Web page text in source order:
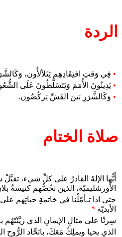
الردة
• فِي وَقتِ افتِقَادِهِم يَتَلألأُون،
• يَدِينُونَ الأُمَمَ وَيَتَسَلَّطُونَ عَلَى
• وَكَالشَّرَرِ بَينَ القَشِّ يَركُضُون.
صلاة الختام
أَيُّها الإلهُ القادرُ على كلِّ شيء،
الأورشليميّة، الذين تخُصُّهم كنيسةُ
حتى اذا تـأمّلْنا في خاتمةِ حياتِهم
الأبديّة *
سِرنْا على مثالِ الإيمانِ الذي زيَّنْتَهُم
الذي يحيا ويملِكُ مَعَكَ، باتحِّاد الرُّوح